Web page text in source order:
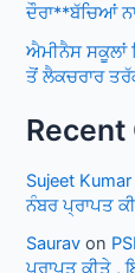
ਦੌਰਾ**ਬੱਚਿਆਂ
ਐਮੀਨੈਸ ਸਕੂਲਾਂ
ਤੋਂ ਲੈਕਚਰਾਰ
Recent
Sujeet Kumar
ਨੰਬਰ ਪ੍ਰਾਪਤ
Saurav on
ਪ੍ਰਾਪਤ ਕੀਤੇ ,